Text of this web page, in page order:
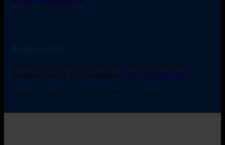
I tilfælde af akut behov uden for normal kontortid*
kontaktes én af vores teknikere:
*Mandag-fredag kl. 8:00-16:00 (dog fredag til kl. 15:00).